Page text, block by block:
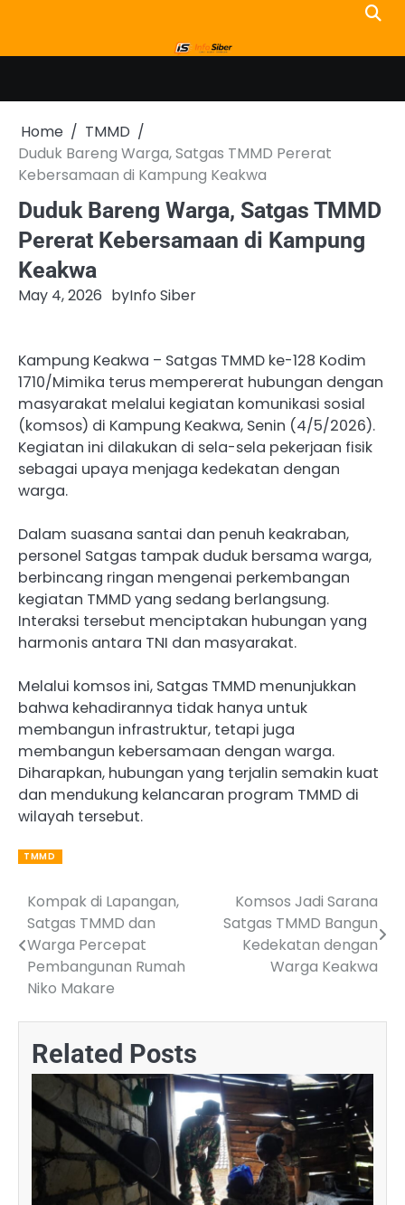
content
Home
TMMD
Duduk Bareng Warga, Satgas TMMD Pererat
Kebersamaan di Kampung Keakwa
Duduk Bareng Warga, Satgas TMMD
Pererat Kebersamaan di Kampung
Keakwa
May 4, 2026 byInfo Siber
Kampung Keakwa – Satgas TMMD ke-128 Kodim
1710/Mimika terus mempererat hubungan dengan
masyarakat melalui kegiatan komunikasi sosial
(komsos) di Kampung Keakwa, Senin (4/5/2026).
Kegiatan ini dilakukan di sela-sela pekerjaan fisik
sebagai upaya menjaga kedekatan dengan
warga.
Dalam suasana santai dan penuh keakraban,
personel Satgas tampak duduk bersama warga,
berbincang ringan mengenai perkembangan
kegiatan TMMD yang sedang berlangsung.
Interaksi tersebut menciptakan hubungan yang
harmonis antara TNI dan masyarakat.
Melalui komsos ini, Satgas TMMD menunjukkan
bahwa kehadirannya tidak hanya untuk
membangun infrastruktur, tetapi juga
membangun kebersamaan dengan warga.
Diharapkan, hubungan yang terjalin semakin kuat
dan mendukung kelancaran program TMMD di
wilayah tersebut.
TMMD
Post
navigation
Kompak di Lapangan,
Satgas TMMD dan
Warga Percepat
Pembangunan Rumah
Niko Makare
Komsos Jadi Sarana
Satgas TMMD Bangun
Kedekatan dengan
Warga Keakwa
Related Posts